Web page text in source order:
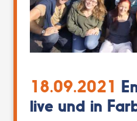
18.09.2021
live und in